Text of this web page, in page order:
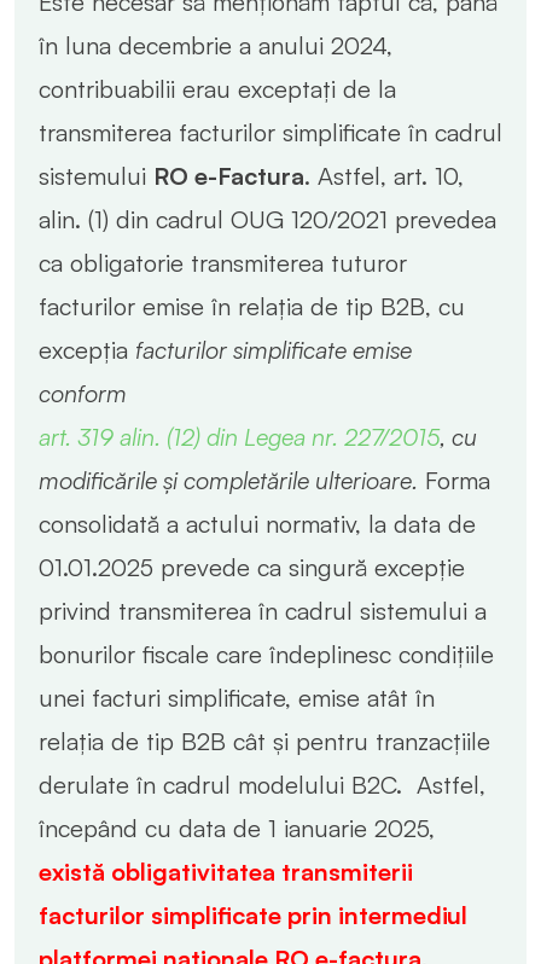
în luna decembrie a anului 2024,
contribuabilii erau exceptați de la
transmiterea facturilor simplificate în cadrul
sistemului RO e-Factura. Astfel, art. 10,
alin. (1) din cadrul OUG 120/2021 prevedea
ca obligatorie transmiterea tuturor
facturilor emise în relația de tip B2B, cu
excepția facturilor simplificate emise
conform
art. 319 alin. (12) din Legea nr. 227/2015, cu
modificările și completările ulterioare. Forma
consolidată a actului normativ, la data de
01.01.2025 prevede ca singură excepție
privind transmiterea în cadrul sistemului a
bonurilor fiscale care îndeplinesc condițiile
unei facturi simplificate, emise atât în
relația de tip B2B cât și pentru tranzacțiile
derulate în cadrul modelului B2C. Astfel,
începând cu data de 1 ianuarie 2025,
există obligativitatea transmiterii
facturilor simplificate prin intermediul